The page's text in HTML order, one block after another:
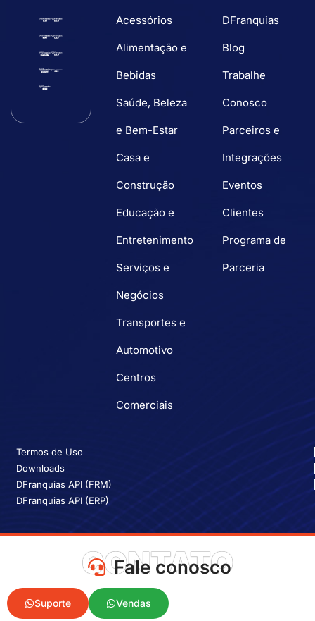
Acessórios
Alimentação e
Bebidas
Saúde, Beleza
e Bem-Estar
Casa e
Construção
Educação e
Entretenimento
Serviços e
Negócios
Transportes e
Automotivo
Centros
Comerciais
DFranquias
Blog
Trabalhe
Conosco
Parceiros e
Integrações
Eventos
Clientes
Programa de
Parceria
Termos de Uso
Downloads
DFranquias API (FRM)
DFranquias API (ERP)
CONTATO
Fale conosco
Suporte Vendas